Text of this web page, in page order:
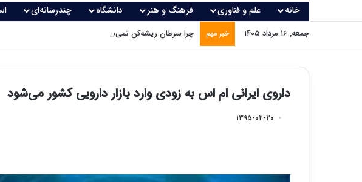
خانه علم و فناوری فرهنگ و هنر دانشگاه چندرسانه‌ای
جمعه, ۱۶ مرداد ۱۴۰۵ خبر مهم چرا سرطان ریشه‌کن نمی‌شود؟
داروی ایرانی ام اس به زودی وارد بازار دارویی کشور می‌شود
۱۳۹۵-۰۲-۲۰